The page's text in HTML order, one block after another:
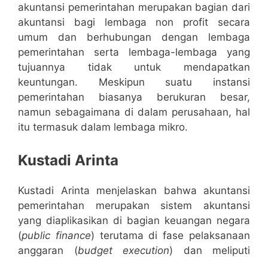
akuntansi pemerintahan merupakan bagian dari
akuntansi bagi lembaga non profit secara
umum dan berhubungan dengan lembaga
pemerintahan serta lembaga-lembaga yang
tujuannya tidak untuk mendapatkan
keuntungan. Meskipun suatu instansi
pemerintahan biasanya berukuran besar,
namun sebagaimana di dalam perusahaan, hal
itu termasuk dalam lembaga mikro.
Kustadi Arinta
Kustadi Arinta menjelaskan bahwa akuntansi
pemerintahan merupakan sistem akuntansi
yang diaplikasikan di bagian keuangan negara
(public finance) terutama di fase pelaksanaan
anggaran (budget execution) dan meliputi